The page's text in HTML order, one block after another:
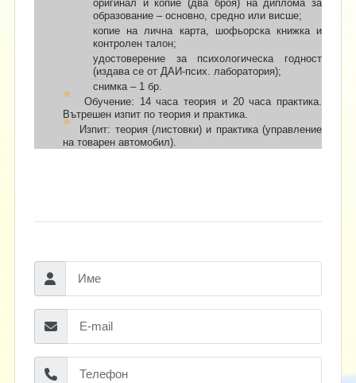
оригинал и копие (два броя) на диплома за
образование – основно, средно или висше;
копие на лична карта, шофьорска книжка и
контролен талон;
удостоверение за психологическа годност
(издава се от ДАИ-псих. лаборатория);
снимка – 1 бр.
Обучение: 14 часа теория и 20 часа практика.
Вътрешен изпит по теория и практика.
Изпит: теория (листовки) и практика (управление
на товарен автомобил).